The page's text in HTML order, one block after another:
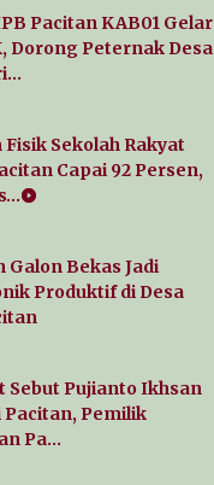
Pacitan KAB01 Gelar
Dorong Peternak Desa
Sekolah Rakyat
Capai 92 Persen,
Galon Bekas Jadi
Produktif di Desa
Sebut Pujianto Ikhsan
Pemilik
Pa…